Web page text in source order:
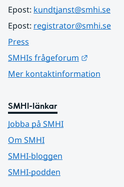
Epost: kundtjanst@smhi.se
Epost: registrator@smhi.se
Press
SMHIs frågeforum
Mer kontaktinformation
SMHI-länkar
Jobba på SMHI
Om SMHI
SMHI-bloggen
SMHI-podden